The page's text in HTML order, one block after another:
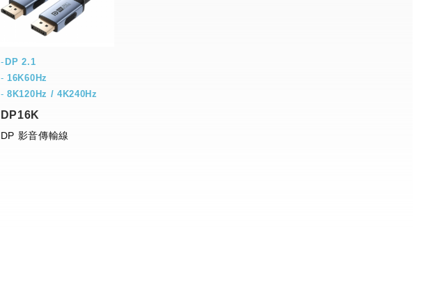
DP 2.1
- 16K60Hz
- 8K120Hz / 4K240Hz
DP16K
DP 影音傳輸線